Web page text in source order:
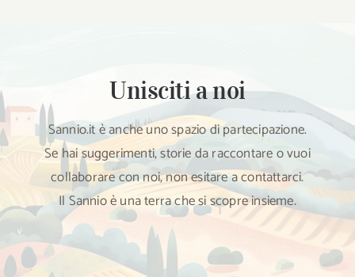
Unisciti a noi
Sannio.it è anche uno spazio di partecipazione.
Se hai suggerimenti, storie da raccontare o vuoi
collaborare con noi, non esitare a contattarci.
Il Sannio è una terra che si scopre insieme.